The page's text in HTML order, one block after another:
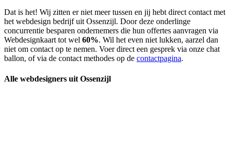
Dat is het! Wij zitten er niet meer tussen en jij hebt direct contact met
het webdesign bedrijf uit Ossenzijl. Door deze onderlinge
concurrentie besparen ondernemers die hun offertes aanvragen via
Webdesignkaart tot wel 60%. Wil het even niet lukken, aarzel dan
niet om contact op te nemen. Voer direct een gesprek via onze chat
ballon, of via de contact methodes op de contactpagina.
Alle webdesigners uit Ossenzijl